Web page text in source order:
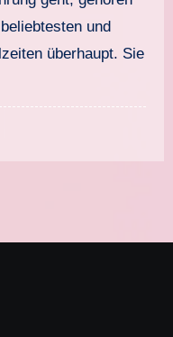
und
überhaupt. Sie